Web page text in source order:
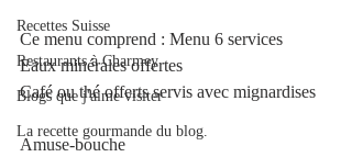
Recettes Suisse
Restaurants à Charmey
Blogs que j'aime visiter
La recette gourmande du blog.
Ce menu comprend : Menu 6 services
Eaux minérales offertes
Café ou thé offerts servis avec mignardises
Amuse-bouche